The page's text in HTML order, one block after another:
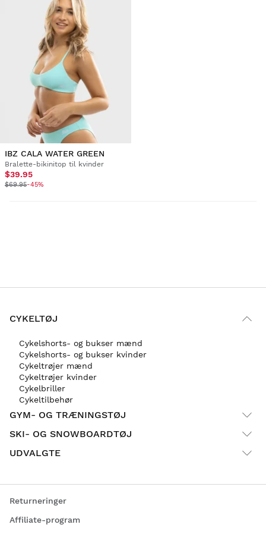
IBZ CALA WATER GREEN
Bralette-bikinitop til kvinder
$39.95
$69.95-45%
CYKELTØJ
Cykelshorts- og bukser mænd
Cykelshorts- og bukser kvinder
Cykeltrøjer mænd
Cykeltrøjer kvinder
Cykelbriller
Cykeltilbehør
GYM- OG TRÆNINGSTØJ
SKI- OG SNOWBOARDTØJ
UDVALGTE
Returneringer
Affiliate-program